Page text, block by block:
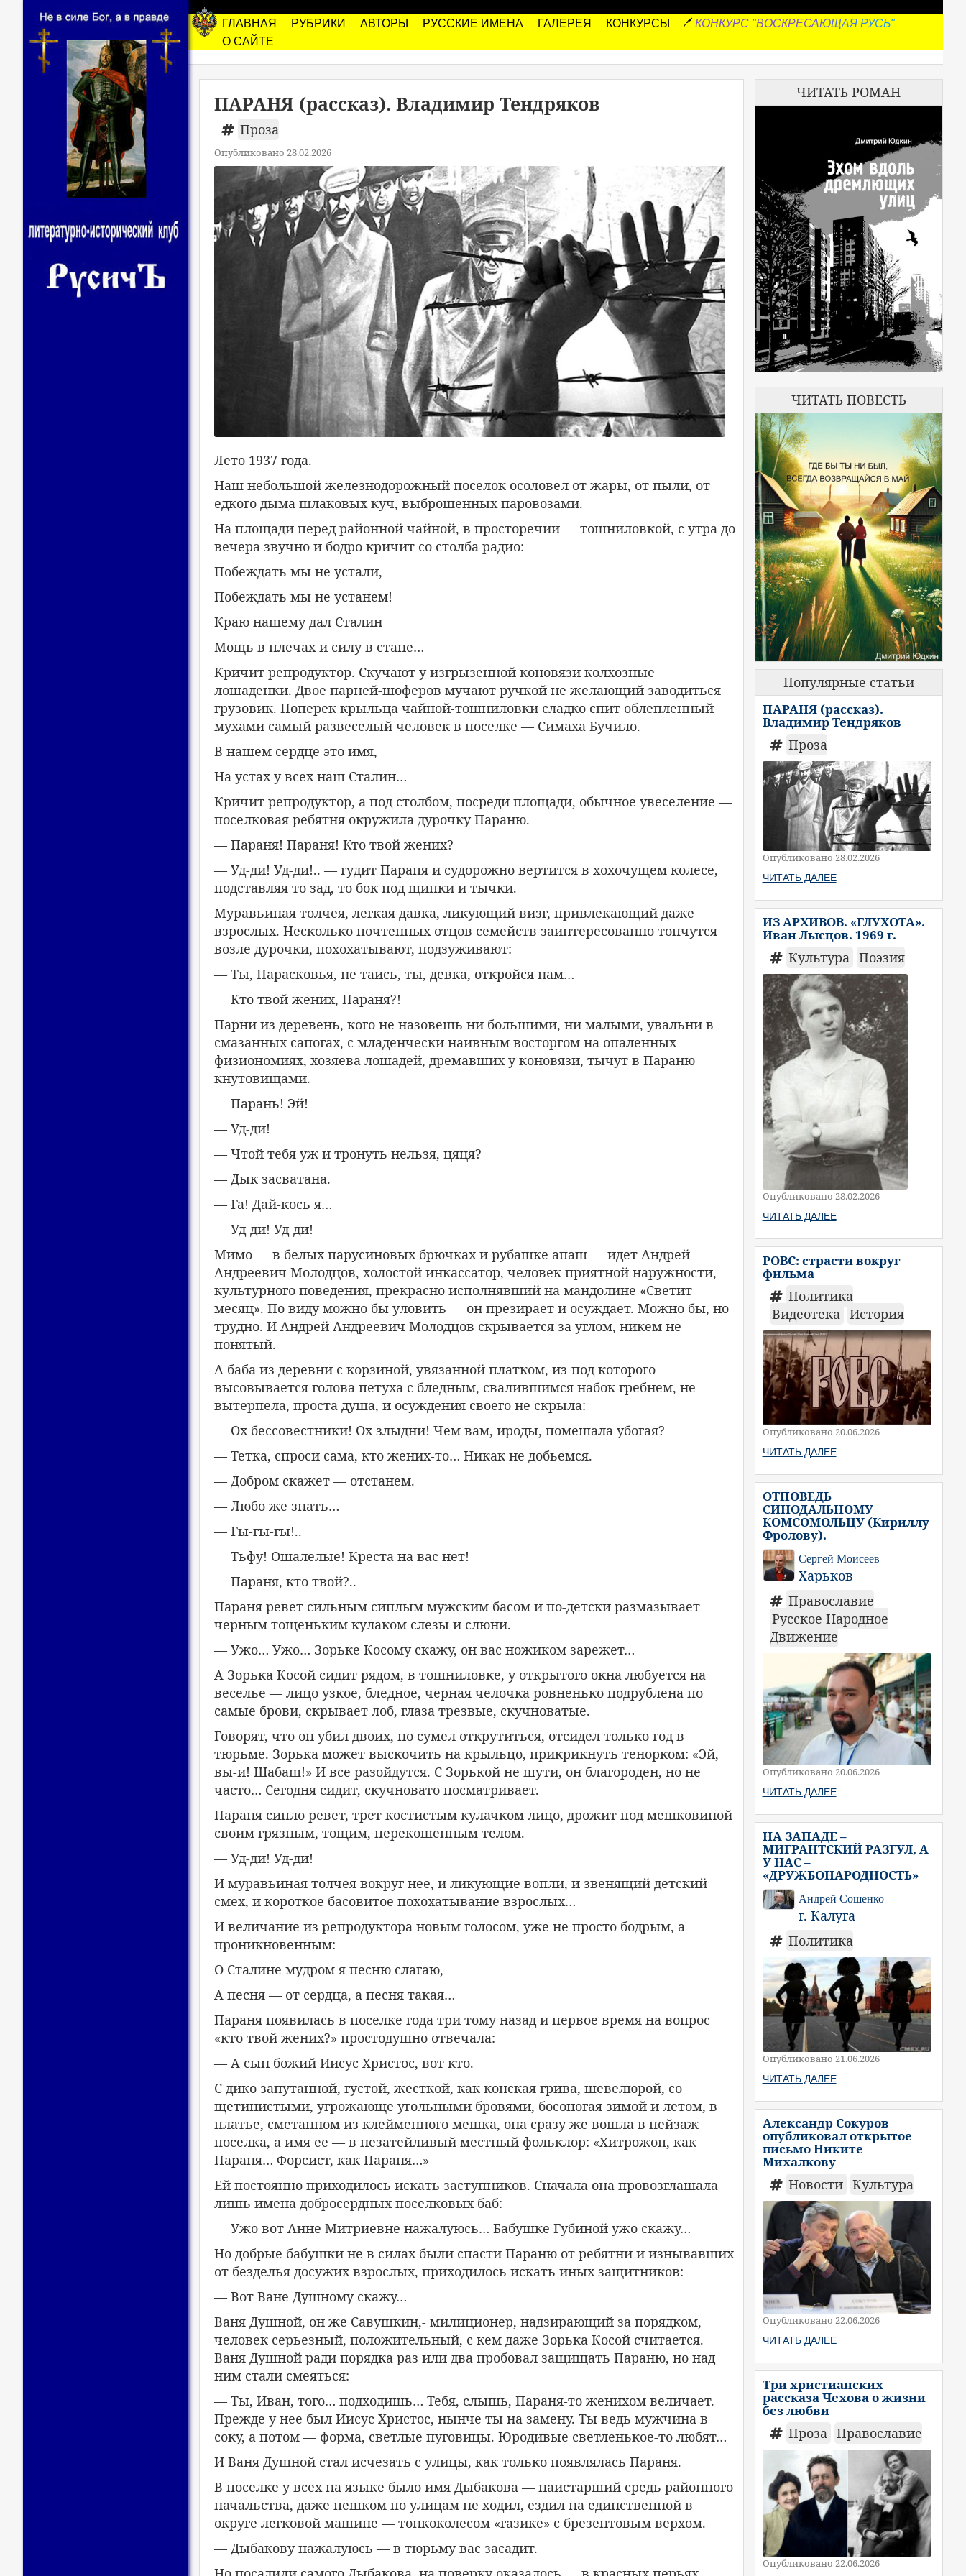
ГЛАВНАЯ РУБРИКИ АВТОРЫ РУССКИЕ ИМЕНА ГАЛЕРЕЯ КОНКУРСЫ
КОНКУРС "ВОСКРЕСАЮЩАЯ РУСЬ"
О САЙТЕ
ПАРАНЯ (рассказ). Владимир Тендряков
Проза
Опубликовано 28.02.2026
Лето 1937 года.
Наш небольшой железнодорожный поселок осоловел от жары, от пыли, от
едкого дыма шлаковых куч, выброшенных паровозами.
На площади перед районной чайной, в просторечии — тошниловкой, с утра до
вечера звучно и бодро кричит со столба радио:
Побеждать мы не устали,
Побеждать мы не устанем!
Краю нашему дал Сталин
Мощь в плечах и силу в стане…
Кричит репродуктор. Скучают у изгрызенной коновязи колхозные
лошаденки. Двое парней-шоферов мучают ручкой не желающий заводиться
грузовик. Поперек крыльца чайной-тошниловки сладко спит облепленный
мухами самый развеселый человек в поселке — Симаха Бучило.
В нашем сердце это имя,
На устах у всех наш Сталин…
Кричит репродуктор, а под столбом, посреди площади, обычное увеселение —
поселковая ребятня окружила дурочку Параню.
— Параня! Параня! Кто твой жених?
— Уд-ди! Уд-ди!.. — гудит Парапя и судорожно вертится в хохочущем колесе,
подставляя то зад, то бок под щипки и тычки.
Муравьиная толчея, легкая давка, ликующий визг, привлекающий даже
взрослых. Несколько почтенных отцов семейств заинтересованно топчутся
возле дурочки, похохатывают, подзуживают:
— Ты, Парасковья, не таись, ты, девка, откройся нам…
— Кто твой жених, Параня?!
Парни из деревень, кого не назовешь ни большими, ни малыми, увальни в
смазанных сапогах, с младенчески наивным восторгом на опаленных
физиономиях, хозяева лошадей, дремавших у коновязи, тычут в Параню
кнутовищами.
— Парань! Эй!
— Уд-ди!
— Чтой тебя уж и тронуть нельзя, цяця?
— Дык засватана.
— Га! Дай-кось я…
— Уд-ди! Уд-ди!
Мимо — в белых парусиновых брючках и рубашке апаш — идет Андрей
Андреевич Молодцов, холостой инкассатор, человек приятной наружности,
культурного поведения, прекрасно исполнявший на мандолине «Светит
месяц». По виду можно бы уловить — он презирает и осуждает. Можно бы, но
трудно. И Андрей Андреевич Молодцов скрывается за углом, никем не
понятый.
А баба из деревни с корзиной, увязанной платком, из-под которого
высовывается голова петуха с бледным, свалившимся набок гребнем, не
вытерпела, проста душа, и осуждения своего не скрыла:
— Ох бессовестники! Ох злыдни! Чем вам, ироды, помешала убогая?
— Тетка, спроси сама, кто жених-то… Никак не добьемся.
— Добром скажет — отстанем.
— Любо же знать…
— Гы-гы-гы!..
— Тьфу! Ошалелые! Креста на вас нет!
— Параня, кто твой?..
Параня ревет сильным сиплым мужским басом и по-детски размазывает
черным тощеньким кулаком слезы и слюни.
— Ужо… Ужо… Зорьке Косому скажу, он вас ножиком зарежет…
А Зорька Косой сидит рядом, в тошниловке, у открытого окна любуется на
веселье — лицо узкое, бледное, черная челочка ровненько подрублена по
самые брови, скрывает лоб, глаза трезвые, скучноватые.
Говорят, что он убил двоих, но сумел открутиться, отсидел только год в
тюрьме. Зорька может выскочить на крыльцо, прикрикнуть тенорком: «Эй,
вы-и! Шабаш!» И все разойдутся. С Зорькой не шути, он благороден, но не
часто… Сегодня сидит, скучновато посматривает.
Параня сипло ревет, трет костистым кулачком лицо, дрожит под мешковиной
своим грязным, тощим, перекошенным телом.
— Уд-ди! Уд-ди!
И муравьиная толчея вокруг нее, и ликующие вопли, и звенящий детский
смех, и короткое басовитое похохатывание взрослых…
И величание из репродуктора новым голосом, уже не просто бодрым, а
проникновенным:
О Сталине мудром я песню слагаю,
А песня — от сердца, а песня такая…
Параня появилась в поселке года три тому назад и первое время на вопрос
«кто твой жених?» простодушно отвечала:
— А сын божий Иисус Христос, вот кто.
С дико запутанной, густой, жесткой, как конская грива, шевелюрой, со
щетинистыми, угрожающе угольными бровями, босоногая зимой и летом, в
платье, сметанном из клейменного мешка, она сразу же вошла в пейзаж
поселка, а имя ее — в незатейливый местный фольклор: «Хитрожоп, как
Параня… Форсист, как Параня…»
Ей постоянно приходилось искать заступников. Сначала она провозглашала
лишь имена добросердных поселковых баб:
— Ужо вот Анне Митриевне нажалуюсь… Бабушке Губиной ужо скажу…
Но добрые бабушки не в силах были спасти Параню от ребятни и изнывавших
от безделья досужих взрослых, приходилось искать иных защитников:
— Вот Ване Душному скажу…
Ваня Душной, он же Савушкин,- милиционер, надзирающий за порядком,
человек серьезный, положительный, с кем даже Зорька Косой считается.
Ваня Душной ради порядка раз или два пробовал защищать Параню, но над
ним стали смеяться:
— Ты, Иван, того… подходишь… Тебя, слышь, Параня-то женихом величает.
Прежде у нее был Иисус Христос, нынче ты на замену. Ты ведь мужчина в
соку, а потом — форма, светлые пуговицы. Юродивые светленькое-то любят…
И Ваня Душной стал исчезать с улицы, как только появлялась Параня.
В поселке у всех на языке было имя Дыбакова — наистарший средь районного
начальства, даже пешком по улицам не ходил, ездил на единственной в
округе легковой машине — тонкоколесом «газике» с брезентовым верхом.
— Дыбакову нажалуюсь — в тюрьму вас засадит.
ЧИТАТЬ РОМАН
ЧИТАТЬ ПОВЕСТЬ
Популярные статьи
ПАРАНЯ (рассказ).
Владимир Тендряков
Проза
Опубликовано 28.02.2026
ЧИТАТЬ ДАЛЕЕ
ИЗ АРХИВОВ. «ГЛУХОТА».
Иван Лысцов. 1969 г.
Культура Поэзия
Опубликовано 28.02.2026
ЧИТАТЬ ДАЛЕЕ
РОВС: страсти вокруг
фильма
Политика
Видеотека История
Опубликовано 20.06.2026
ЧИТАТЬ ДАЛЕЕ
ОТПОВЕДЬ
СИНОДАЛЬНОМУ
КОМСОМОЛЬЦУ (Кириллу
Фролову).
Сергей Моисеев
Харьков
Православие
Русское Народное
Движение
Опубликовано 20.06.2026
ЧИТАТЬ ДАЛЕЕ
НА ЗАПАДЕ –
МИГРАНТСКИЙ РАЗГУЛ, А
У НАС –
«ДРУЖБОНАРОДНОСТЬ»
Андрей Сошенко
г. Калуга
Политика
Опубликовано 21.06.2026
ЧИТАТЬ ДАЛЕЕ
Александр Сокуров
опубликовал открытое
письмо Никите
Михалкову
Новости Культура
Опубликовано 22.06.2026
ЧИТАТЬ ДАЛЕЕ
Три христианских
рассказа Чехова о жизни
без любви
Проза Православие
Опубликовано 22.06.2026